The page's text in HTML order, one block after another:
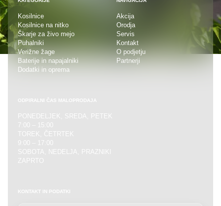
Kosilnice
Kosilnice na nitko
Škarje za živo mejo
Puhalniki
Verižne žage
Baterije in napajalniki
Dodatki in oprema
Akcija
Orodja
Servis
Kontakt
O podjetju
Partnerji
ODPIRALNI ČAS MALOPRODAJA
PONEDELJEK, SREDA, PETEK
7:00 – 15:00
TOREK, ČETRTEK
9:00 – 17:00
SOBOTA, NEDELJA, PRAZNIKI
ZAPRTO
KONTAKT IN PODATKI